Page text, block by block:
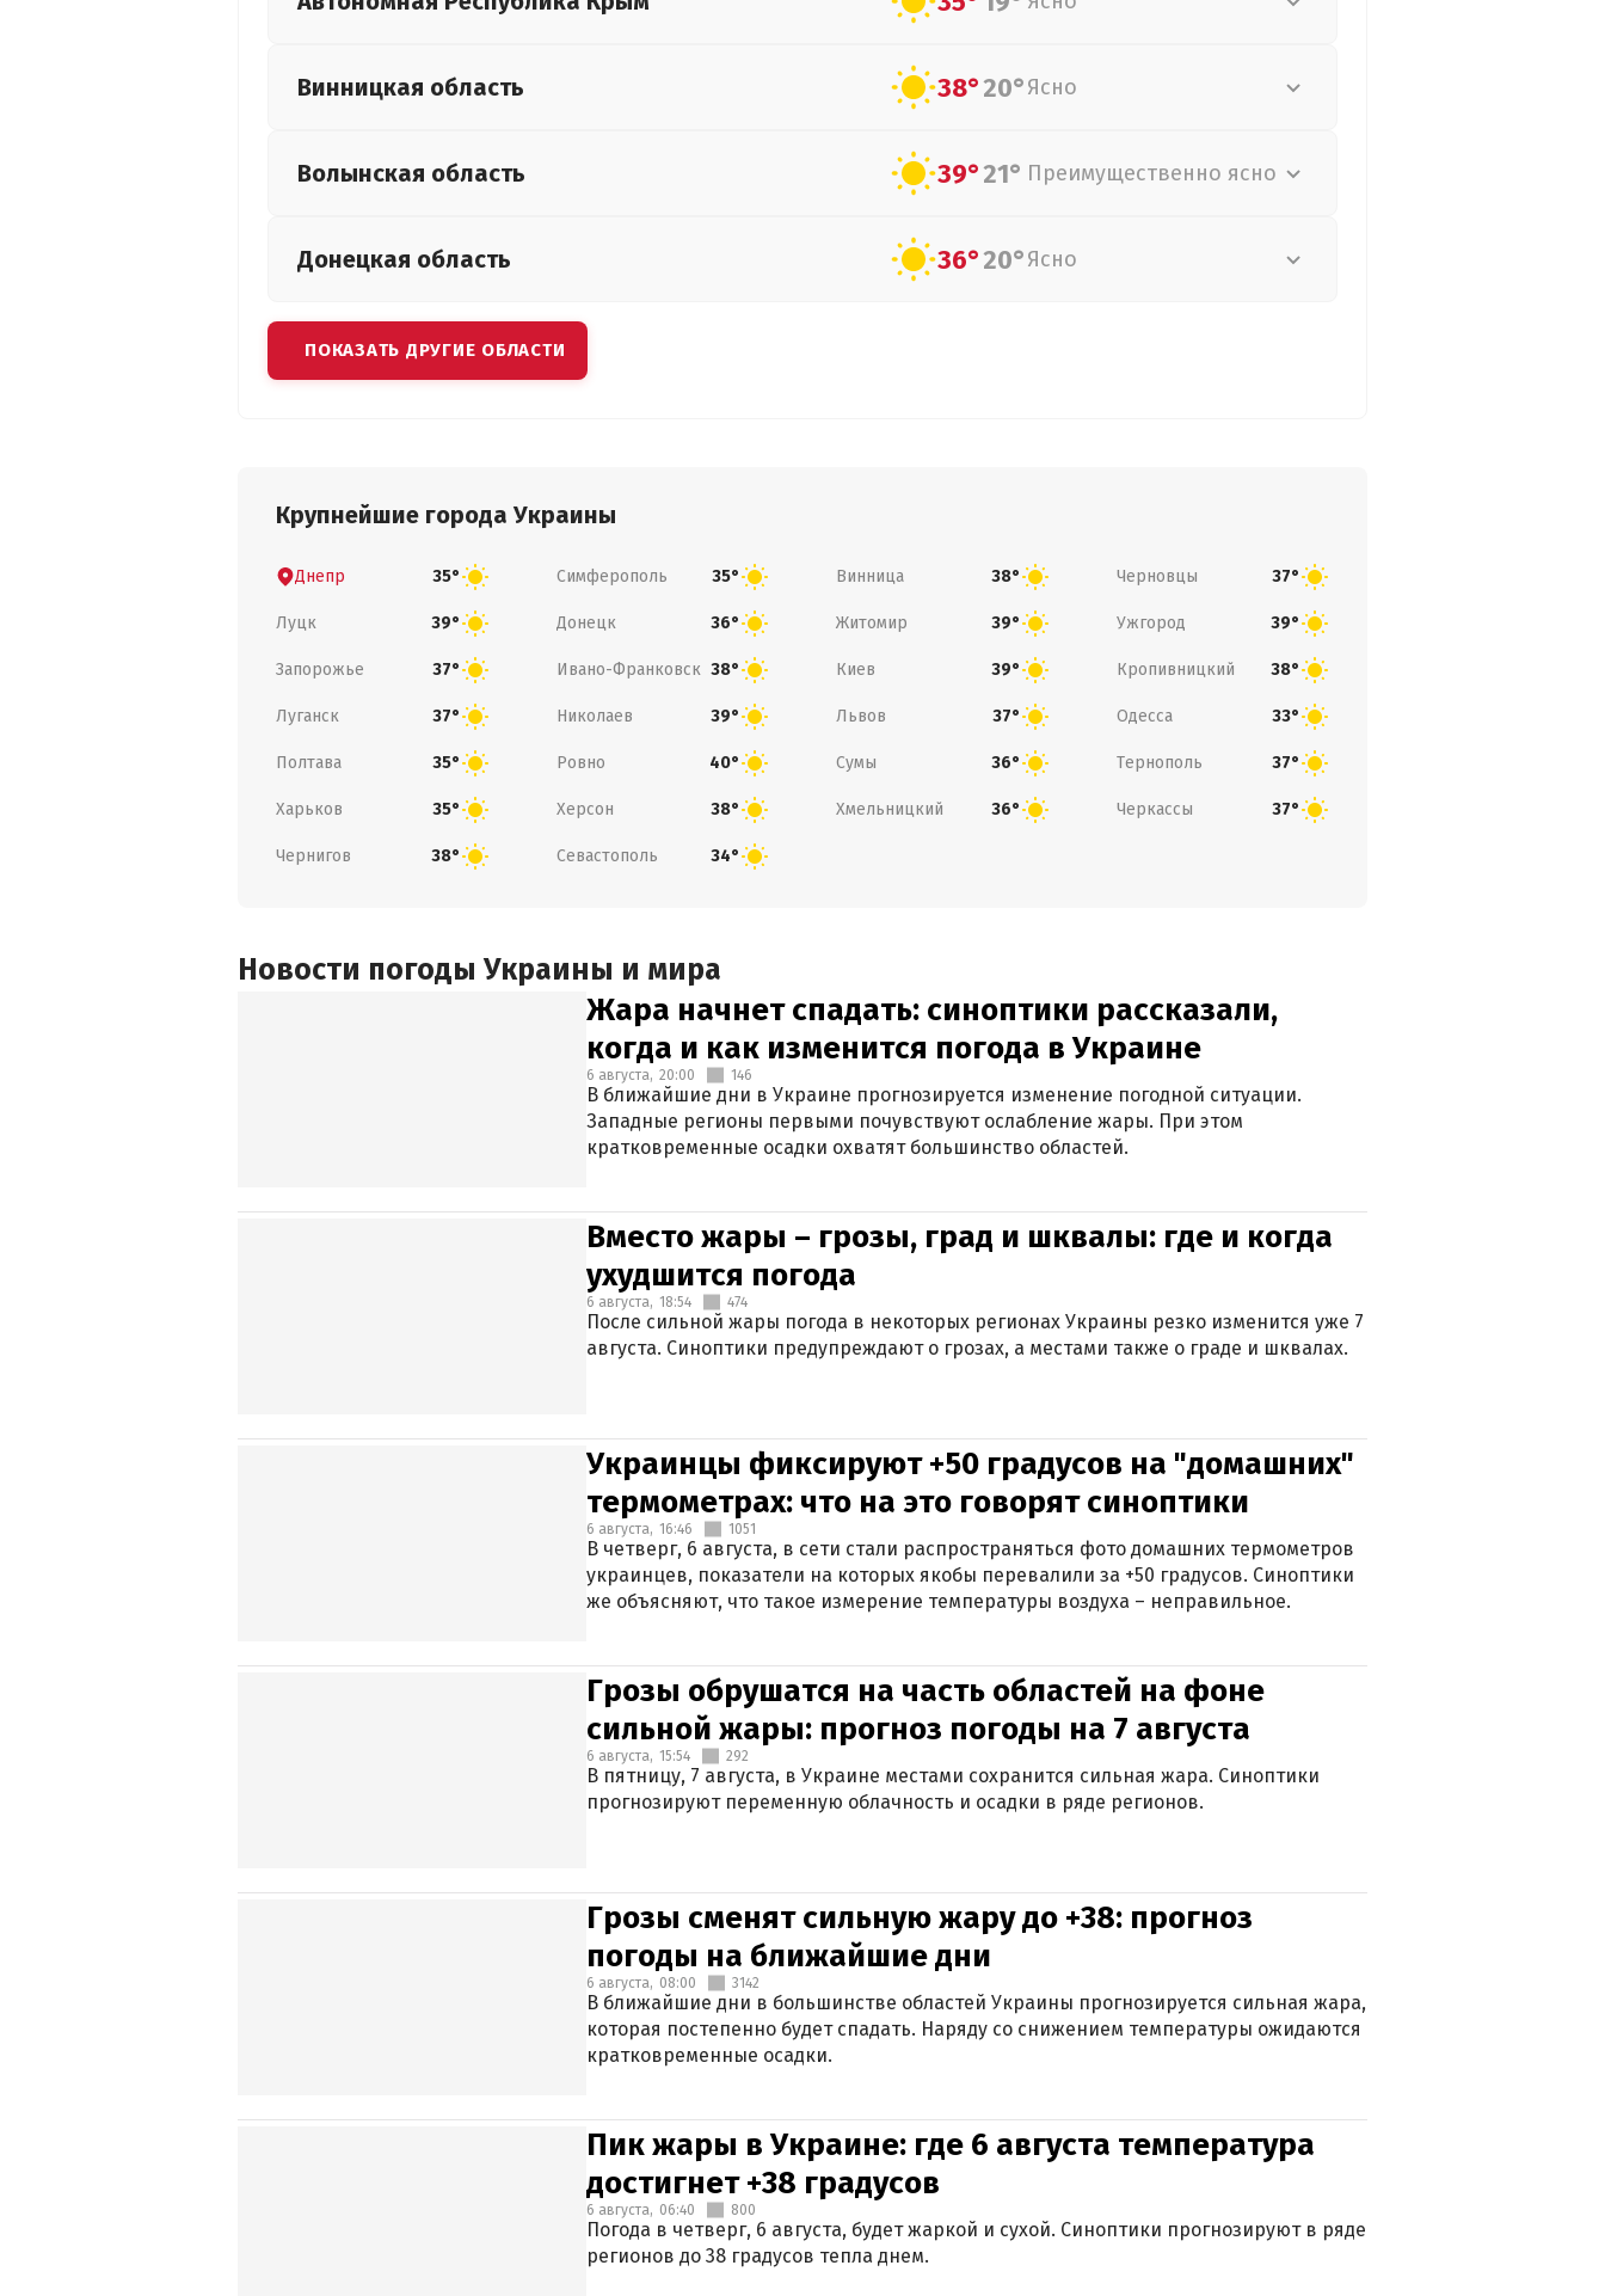
Винницкая область 38°20°Ясно
Волынская область 39°21° Преимущественно ясно
Донецкая область 36°20°Ясно
ПОКАЗАТЬ ДРУГИЕ ОБЛАСТИ
Крупнейшие города Украины
Днепр 35° Симферополь 35° Винница 38° Черновцы 37°
Луцк 39° Донецк 36° Житомир 39° Ужгород 39°
Запорожье 37° Ивано-Франковск 38° Киев 39° Кропивницкий 38°
Луганск 37° Николаев 39° Львов 37° Одесса 33°
Полтава 35° Ровно 40° Сумы 36° Тернополь 37°
Харьков 35° Херсон 38° Хмельницкий 36° Черкассы 37°
Чернигов 38° Севастополь 34°
Новости погоды Украины и мира
Жара начнет спадать: синоптики рассказали,
когда и как изменится погода в Украине
6 августа, 20:00 146
В ближайшие дни в Украине прогнозируется изменение погодной ситуации.
Западные регионы первыми почувствуют ослабление жары. При этом
кратковременные осадки охватят большинство областей.
Вместо жары – грозы, град и шквалы: где и когда
ухудшится погода
6 августа, 18:54 474
После сильной жары погода в некоторых регионах Украины резко изменится уже 7
августа. Синоптики предупреждают о грозах, а местами также о граде и шквалах.
Украинцы фиксируют +50 градусов на "домашних"
термометрах: что на это говорят синоптики
6 августа, 16:46 1051
В четверг, 6 августа, в сети стали распространяться фото домашних термометров
украинцев, показатели на которых якобы перевалили за +50 градусов. Синоптики
же объясняют, что такое измерение температуры воздуха – неправильное.
Грозы обрушатся на часть областей на фоне
сильной жары: прогноз погоды на 7 августа
6 августа, 15:54 292
В пятницу, 7 августа, в Украине местами сохранится сильная жара. Синоптики
прогнозируют переменную облачность и осадки в ряде регионов.
Грозы сменят сильную жару до +38: прогноз
погоды на ближайшие дни
6 августа, 08:00 3142
В ближайшие дни в большинстве областей Украины прогнозируется сильная жара,
которая постепенно будет спадать. Наряду со снижением температуры ожидаются
кратковременные осадки.
Пик жары в Украине: где 6 августа температура
достигнет +38 градусов
6 августа, 06:40 800
Погода в четверг, 6 августа, будет жаркой и сухой. Синоптики прогнозируют в ряде
регионов до 38 градусов тепла днем.